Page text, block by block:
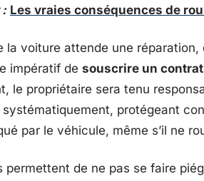
: Les vraies conséquences de
la voiture attende une
impératif de souscrire un contrat
le propriétaire sera tenu
systématiquement, protégeant
par le véhicule, même s’il ne
permettent de ne pas se faire